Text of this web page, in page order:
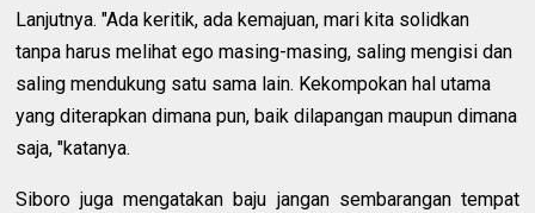
Lanjutnya. "Ada keritik, ada kemajuan, mari kita solidkan
tanpa harus melihat ego masing-masing, saling mengisi dan
saling mendukung satu sama lain. Kekompokan hal utama
yang diterapkan dimana pun, baik dilapangan maupun dimana
saja, "katanya.
Siboro juga mengatakan baju jangan sembarangan tempat